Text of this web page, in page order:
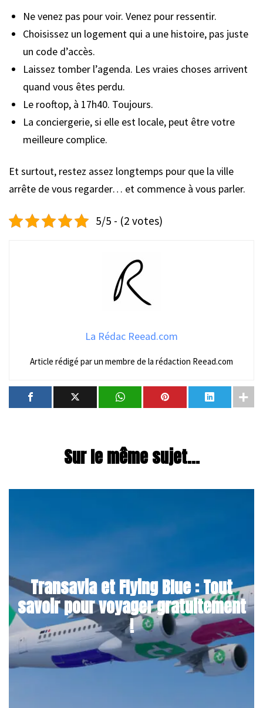
Ne venez pas pour voir. Venez pour ressentir.
Choisissez un logement qui a une histoire, pas juste
un code d’accès.
Laissez tomber l’agenda. Les vraies choses arrivent
quand vous êtes perdu.
Le rooftop, à 17h40. Toujours.
La conciergerie, si elle est locale, peut être votre
meilleure complice.
Et surtout, restez assez longtemps pour que la ville
arrête de vous regarder… et commence à vous parler.
5/5 - (2 votes)
La Rédac Reead.com
Article rédigé par un membre de la rédaction Reead.com
Sur le même sujet...
Transavia et Flying Blue : Tout
savoir pour voyager gratuitement
!